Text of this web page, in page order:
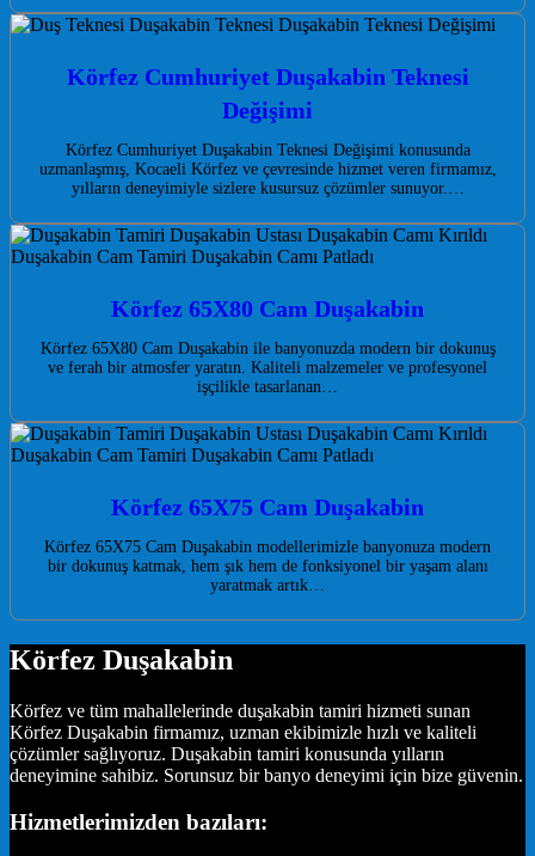
Körfez Cumhuriyet Duşakabin Teknesi
Değişimi
Körfez Cumhuriyet Duşakabin Teknesi Değişimi konusunda
uzmanlaşmış, Kocaeli Körfez ve çevresinde hizmet veren firmamız,
yılların deneyimiyle sizlere kusursuz çözümler sunuyor.…
Körfez 65X80 Cam Duşakabin
Körfez 65X80 Cam Duşakabin ile banyonuzda modern bir dokunuş
ve ferah bir atmosfer yaratın. Kaliteli malzemeler ve profesyonel
işçilikle tasarlanan…
Körfez 65X75 Cam Duşakabin
Körfez 65X75 Cam Duşakabin modellerimizle banyonuza modern
bir dokunuş katmak, hem şık hem de fonksiyonel bir yaşam alanı
yaratmak artık…
Körfez Duşakabin
Körfez ve tüm mahallelerinde duşakabin tamiri hizmeti sunan
Körfez Duşakabin firmamız, uzman ekibimizle hızlı ve kaliteli
çözümler sağlıyoruz. Duşakabin tamiri konusunda yılların
deneyimine sahibiz. Sorunsuz bir banyo deneyimi için bize güvenin.
Hizmetlerimizden bazıları: